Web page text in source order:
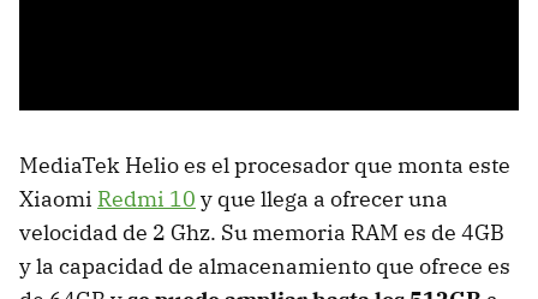
MediaTek Helio es el procesador que monta este
Xiaomi Redmi 10 y que llega a ofrecer una
velocidad de 2 Ghz. Su memoria RAM es de 4GB
y la capacidad de almacenamiento que ofrece es